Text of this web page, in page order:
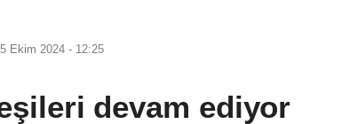
Ekim 2024 - 12:25
devam ediyor